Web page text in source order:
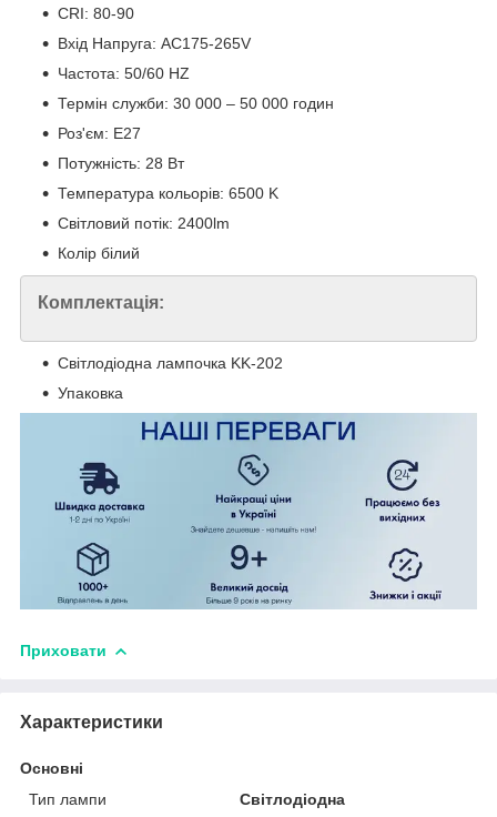
CRI: 80-90
Вхід Напруга: AC175-265V
Частота: 50/60 HZ
Термін служби: 30 000 – 50 000 годин
Роз'єм: E27
Потужність: 28 Вт
Температура кольорів: 6500 K
Світловий потік: 2400lm
Колір білий
Комплектація:
Світлодіодна лампочка KK-202
Упаковка
Приховати
Характеристики
Основні
Тип лампи
Світлодіодна